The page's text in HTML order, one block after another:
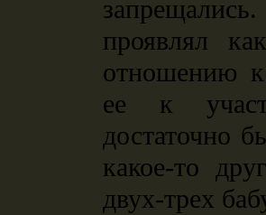
проявлял
отношению
ее к
достаточно
какое-то
двух-трех